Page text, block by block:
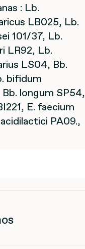
: Lb.
LB025, Lb.
101/37, Lb.
LR92, Lb.
LS04, Bb.
bifidum
longum SP54,
E. faecium
PA09.,